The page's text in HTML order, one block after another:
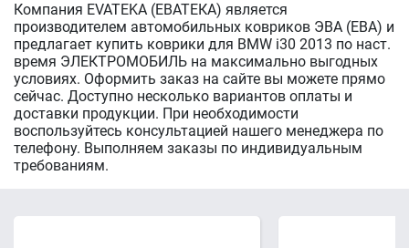
Компания EVATEKA (ЕВАТЕКА) является
производителем автомобильных ковриков ЭВА (ЕВА) и
предлагает купить коврики для BMW i30 2013 по наст.
время ЭЛЕКТРОМОБИЛЬ на максимально выгодных
условиях. Оформить заказ на сайте вы можете прямо
сейчас. Доступно несколько вариантов оплаты и
доставки продукции. При необходимости
воспользуйтесь консультацией нашего менеджера по
телефону. Выполняем заказы по индивидуальным
требованиям.